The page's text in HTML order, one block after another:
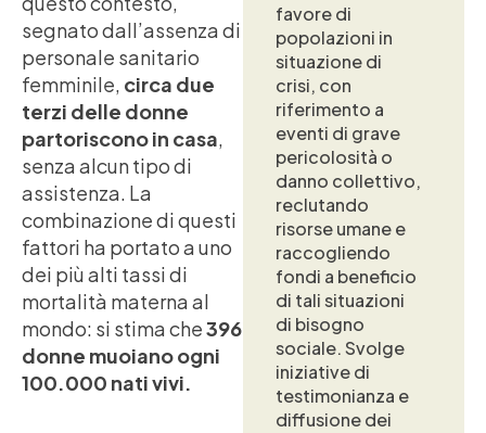
segnato dall’assenza di
personale sanitario
femminile, circa due
terzi delle donne
partoriscono in casa,
senza alcun tipo di
assistenza. La
combinazione di questi
fattori ha portato a uno
dei più alti tassi di
mortalità materna al
mondo: si stima che396
donne muoiano ogni
100.000 nati vivi.
favore di
popolazioni in
situazione di
crisi, con
riferimento a
eventi di grave
pericolosità o
danno collettivo,
reclutando
risorse umane e
raccogliendo
fondi a beneficio
di tali situazioni
di bisogno
sociale. Svolge
iniziative di
testimonianza e
diffusione dei